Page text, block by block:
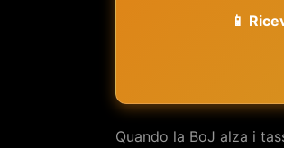
📱
Quando la BoJ alza i